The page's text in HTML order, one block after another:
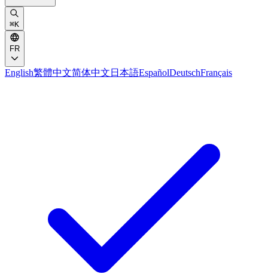
⌘K
FR
English繁體中文简体中文 日本語EspañolDeutschFrançais